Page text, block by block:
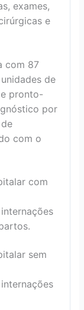
exames,
e
com 87
de
pronto-
por
com o
com
sem